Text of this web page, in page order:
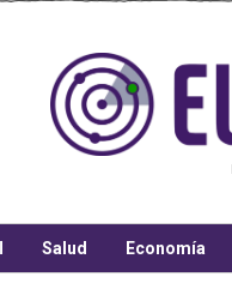
Salud Economía